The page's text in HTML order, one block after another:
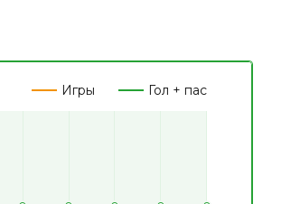
Игры Гол + пас